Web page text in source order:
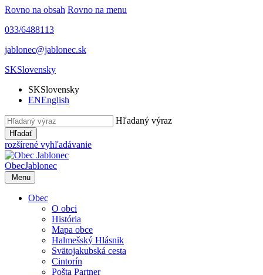
Rovno na obsah Rovno na menu
033/6488113
jablonec@jablonec.sk
SKSlovensky
SKSlovensky
ENEnglish
Hľadaný výraz
Hľadať
rozšírené vyhľadávanie
ObecJablonec
Menu
Obec
O obci
História
Mapa obce
Halmešský Hlásnik
Svätojakubská cesta
Cintorín
Pošta Partner